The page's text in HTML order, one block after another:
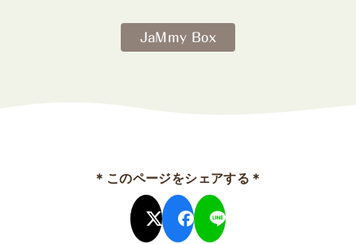
JaMmy Box
＊このページをシェアする＊